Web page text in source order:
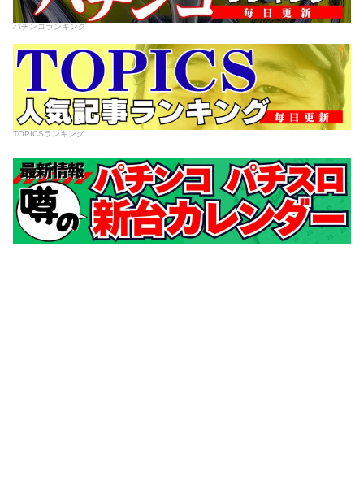
パチンコランキング
TOPICSランキング